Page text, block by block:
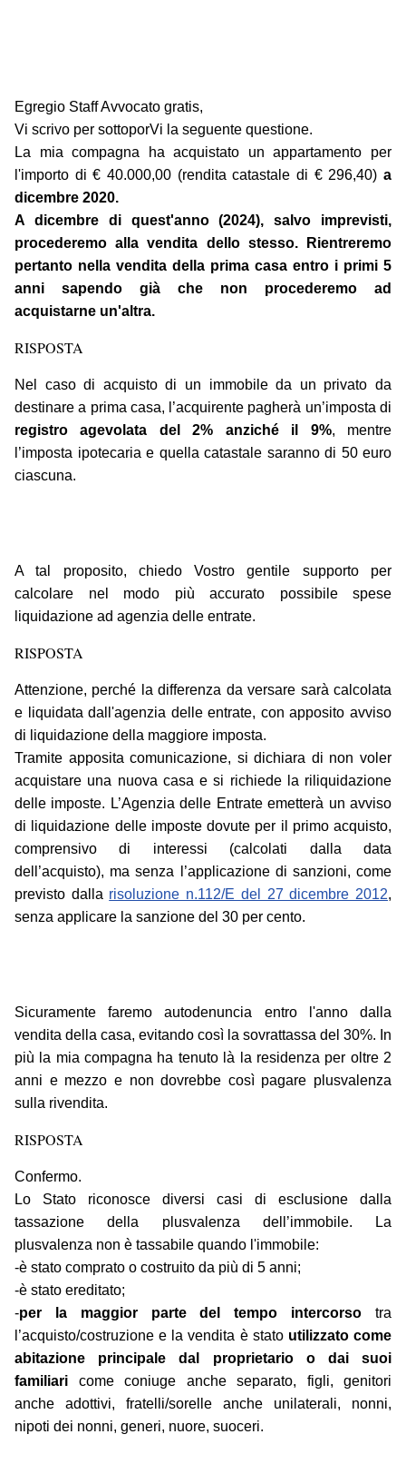
Egregio Staff Avvocato gratis,
Vi scrivo per sottoporVi la seguente questione.
La mia compagna ha acquistato un appartamento per
l'importo di € 40.000,00 (rendita catastale di € 296,40) a
dicembre 2020.
A dicembre di quest'anno (2024), salvo imprevisti,
procederemo alla vendita dello stesso. Rientreremo
pertanto nella vendita della prima casa entro i primi 5
anni sapendo già che non procederemo ad
acquistarne un'altra.
RISPOSTA
Nel caso di acquisto di un immobile da un privato da
destinare a prima casa, l’acquirente pagherà un’imposta di
registro agevolata del 2% anziché il 9%, mentre
l’imposta ipotecaria e quella catastale saranno di 50 euro
ciascuna.
A tal proposito, chiedo Vostro gentile supporto per
calcolare nel modo più accurato possibile spese
liquidazione ad agenzia delle entrate.
RISPOSTA
Attenzione, perché la differenza da versare sarà calcolata
e liquidata dall'agenzia delle entrate, con apposito avviso
di liquidazione della maggiore imposta.
Tramite apposita comunicazione, si dichiara di non voler
acquistare una nuova casa e si richiede la riliquidazione
delle imposte. L’Agenzia delle Entrate emetterà un avviso
di liquidazione delle imposte dovute per il primo acquisto,
comprensivo di interessi (calcolati dalla data
dell’acquisto), ma senza l’applicazione di sanzioni, come
previsto dalla risoluzione n.112/E del 27 dicembre 2012,
senza applicare la sanzione del 30 per cento.
Sicuramente faremo autodenuncia entro l'anno dalla
vendita della casa, evitando così la sovrattassa del 30%. In
più la mia compagna ha tenuto là la residenza per oltre 2
anni e mezzo e non dovrebbe così pagare plusvalenza
sulla rivendita.
RISPOSTA
Confermo.
Lo Stato riconosce diversi casi di esclusione dalla
tassazione della plusvalenza dell’immobile. La
plusvalenza non è tassabile quando l'immobile:
-è stato comprato o costruito da più di 5 anni;
-è stato ereditato;
-per la maggior parte del tempo intercorso tra
l’acquisto/costruzione e la vendita è stato utilizzato come
abitazione principale dal proprietario o dai suoi
familiari come coniuge anche separato, figli, genitori
anche adottivi, fratelli/sorelle anche unilaterali, nonni,
nipoti dei nonni, generi, nuore, suoceri.